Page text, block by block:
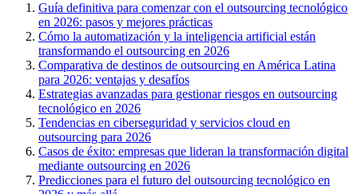
Guía definitiva para comenzar con el outsourcing tecnológico
en 2026: pasos y mejores prácticas
Cómo la automatización y la inteligencia artificial están
transformando el outsourcing en 2026
Comparativa de destinos de outsourcing en América Latina
para 2026: ventajas y desafíos
Estrategias avanzadas para gestionar riesgos en outsourcing
tecnológico en 2026
Tendencias en ciberseguridad y servicios cloud en
outsourcing para 2026
Casos de éxito: empresas que lideran la transformación digital
mediante outsourcing en 2026
Predicciones para el futuro del outsourcing tecnológico en